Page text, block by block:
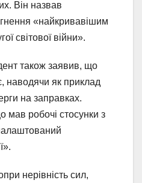
Він назвав
«найкривавішим
світової війни».
також заявив, що
наводячи як приклад
на заправках.
мав робочі стосунки з
нерівність сил,